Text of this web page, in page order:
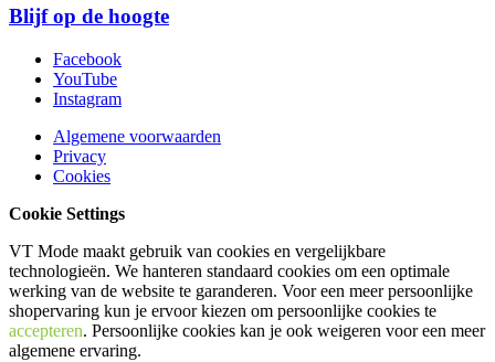
Blijf op de hoogte
Facebook
YouTube
Instagram
Algemene voorwaarden
Privacy
Cookies
Cookie Settings
VT Mode maakt gebruik van cookies en vergelijkbare
technologieën. We hanteren standaard cookies om een optimale
werking van de website te garanderen. Voor een meer persoonlijke
shopervaring kun je ervoor kiezen om persoonlijke cookies te
accepteren. Persoonlijke cookies kan je ook weigeren voor een meer
algemene ervaring.